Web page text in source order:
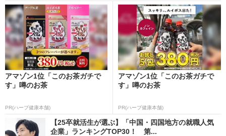
アマゾン1位「このお茶ガチで
す」噂のお茶
PR(ハーブ健康本舗)
アマゾン1位「このお茶ガチで
す」噂のお茶
PR(ハーブ健康本舗)
【25卒就活生が選ぶ】「中国・四国地方の就職人気
企業」ランキングTOP30！ 第...